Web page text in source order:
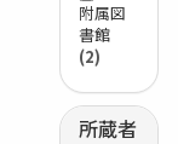
附属図
書館
(2)
所蔵者